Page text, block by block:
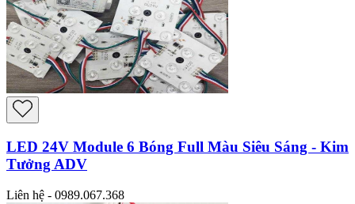
LED 24V Module 6 Bóng Full Màu Siêu Sáng - Kim
Tưởng ADV
Liên hệ - 0989.067.368